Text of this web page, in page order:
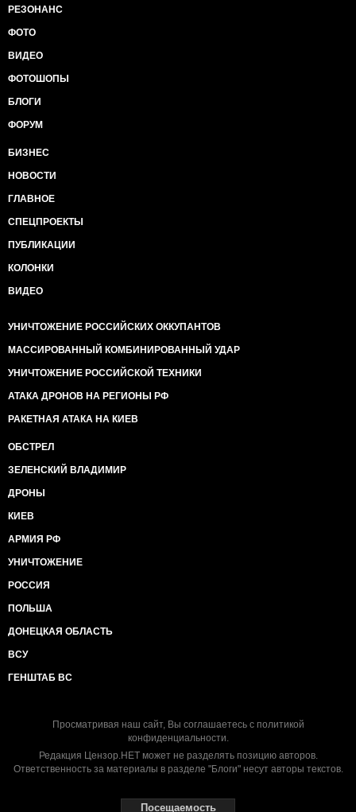
РЕЗОНАНС
ФОТО
ВИДЕО
ФОТОШОПЫ
БЛОГИ
ФОРУМ
БИЗНЕС
НОВОСТИ
ГЛАВНОЕ
СПЕЦПРОЕКТЫ
ПУБЛИКАЦИИ
КОЛОНКИ
ВИДЕО
УНИЧТОЖЕНИЕ РОССИЙСКИХ ОККУПАНТОВ
МАССИРОВАННЫЙ КОМБИНИРОВАННЫЙ УДАР
УНИЧТОЖЕНИЕ РОССИЙСКОЙ ТЕХНИКИ
АТАКА ДРОНОВ НА РЕГИОНЫ РФ
РАКЕТНАЯ АТАКА НА КИЕВ
ОБСТРЕЛ
ЗЕЛЕНСКИЙ ВЛАДИМИР
ДРОНЫ
КИЕВ
АРМИЯ РФ
УНИЧТОЖЕНИЕ
РОССИЯ
ПОЛЬША
ДОНЕЦКАЯ ОБЛАСТЬ
ВСУ
ГЕНШТАБ ВС
Просматривая наш сайт, Вы соглашаетесь с политикой
конфиденциальности.
Редакция Цензор.НЕТ может не разделять позицию авторов.
Ответственность за материалы в разделе "Блоги" несут авторы текстов.
Посещаемость